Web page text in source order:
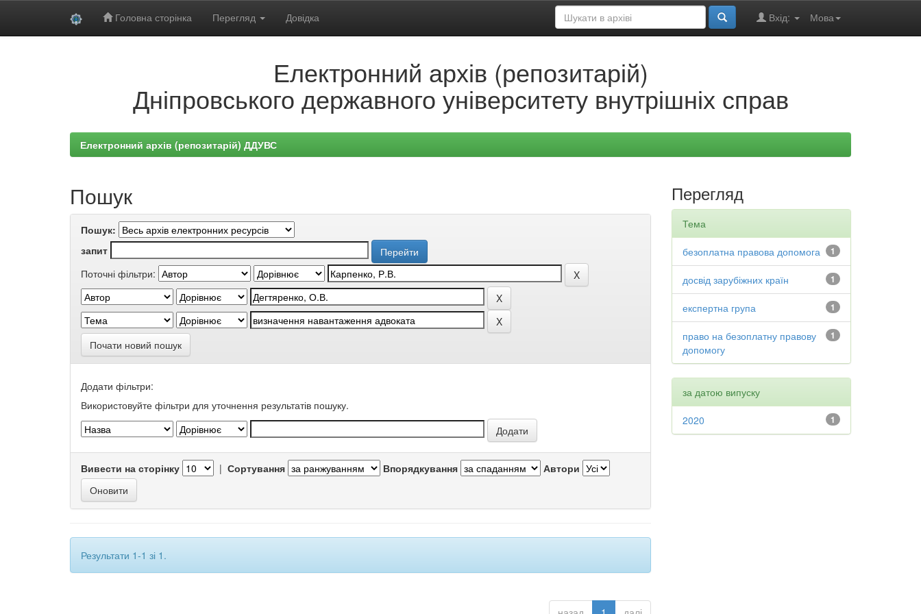
Головна сторінка Перегляд Довідка Мова
Вхід:
Електронний архів (репозитарій)
Дніпровського державного університету внутрішніх справ
Електронний архів (репозитарій) ДДУВС
Пошук
Пошук:
запит
Поточні фільтри:
Почати новий пошук
Додати фільтри:
Використовуйте фільтри для уточнення результатів пошуку.
Вивести на сторінку | Сортування Впорядкування Автори
Результати 1-1 зі 1.
Перегляд
Тема
1
безоплатна правова допомога
1
досвід зарубіжних країн
1
експертна група
1
право на безоплатну правову
допомогу
за датою випуску
1
2020